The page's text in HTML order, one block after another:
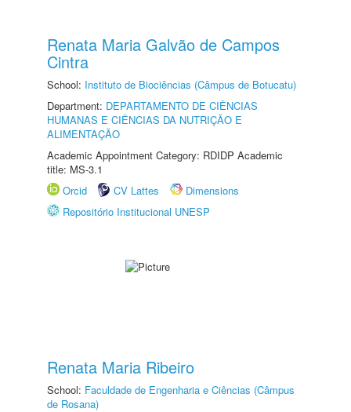
Renata Maria Galvão de Campos
Cintra
School: Instituto de Biociências (Câmpus de Botucatu)
Department: DEPARTAMENTO DE CIÊNCIAS
HUMANAS E CIÊNCIAS DA NUTRIÇÃO E
ALIMENTAÇÃO
Academic Appointment Category: RDIDP Academic
title: MS-3.1
Orcid
CV Lattes
Dimensions
Repositório Institucional UNESP
Renata Maria Ribeiro
School: Faculdade de Engenharia e Ciências (Câmpus
de Rosana)